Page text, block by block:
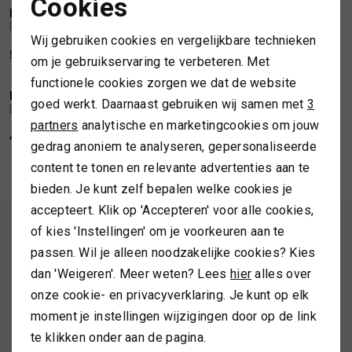
SPORTKLEDING
TASSEN
TOPS EN SHIRTS
TRUIEN
/2
BARBOUR
Barbour Mackworth cap
51,99 64,99 49,99
/2
BARBOUR
Barbour Telfield tartan cap
44,99
1 /1
BARBOUR
Barbour Cascade sports cap
ALTIJD ALS EERSTE OP DE HOOGTE ZIJN?
Schrijf je in en ontvang 10% korting op je 1e bestelling
AANMELDEN
Noodzakelijke cookies
Analytische cookies
Marketing cookies
Cookies
Wij gebruiken cookies en vergelijkbare technieken
om je gebruikservaring te verbeteren. Met
functionele cookies zorgen we dat de website
goed werkt. Daarnaast gebruiken wij samen met 3
partners analytische en marketingcookies om jouw
gedrag anoniem te analyseren, gepersonaliseerde
content te tonen en relevante advertenties aan te
bieden. Je kunt zelf bepalen welke cookies je
accepteert. Klik op 'Accepteren' voor alle cookies,
of kies 'Instellingen' om je voorkeuren aan te
passen. Wil je alleen noodzakelijke cookies? Kies
dan 'Weigeren'. Meer weten? Lees hier alles over
onze cookie- en privacyverklaring. Je kunt op elk
moment je instellingen wijzigingen door op de link
te klikken onder aan de pagina.